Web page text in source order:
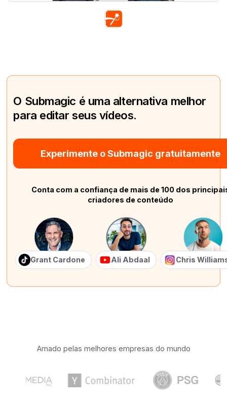
O Submagic é uma alternativa melhor
para editar seus vídeos.
Experimente o Submagic gratuitamente
Conta com a confiança de mais de 100 dos
criadores de conteúdo
Grant Cardone Ali Abdaal Chris
Amado pelas melhores empresas do mundo